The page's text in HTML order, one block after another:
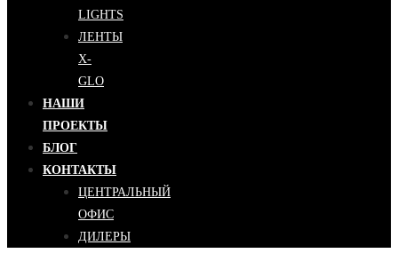
LIGHTS
ЛЕНТЫ
X-
GLO
НАШИ
ПРОЕКТЫ
БЛОГ
КОНТАКТЫ
ЦЕНТРАЛЬНЫЙ
ОФИС
ДИЛЕРЫ